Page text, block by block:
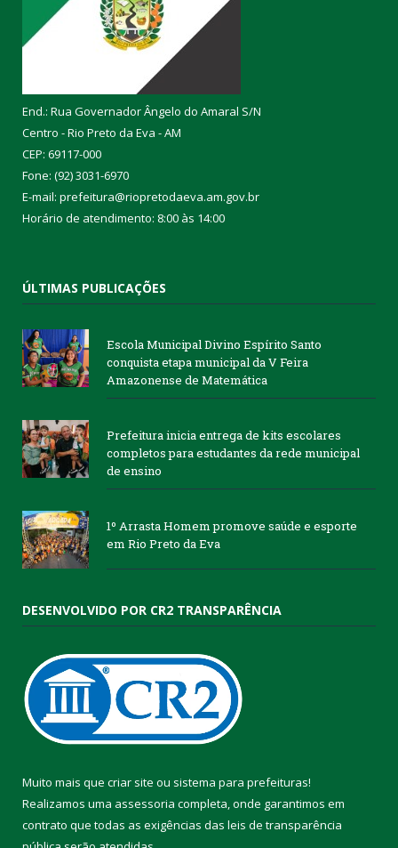
End.: Rua Governador Ângelo do Amaral S/N
Centro - Rio Preto da Eva - AM
CEP: 69117-000
Fone: (92) 3031-6970
E-mail: prefeitura@riopretodaeva.am.gov.br
Horário de atendimento: 8:00 às 14:00
ÚLTIMAS PUBLICAÇÕES
Escola Municipal Divino Espírito Santo
conquista etapa municipal da V Feira
Amazonense de Matemática
Prefeitura inicia entrega de kits escolares
completos para estudantes da rede municipal
de ensino
1º Arrasta Homem promove saúde e esporte
em Rio Preto da Eva
DESENVOLVIDO POR CR2 TRANSPARÊNCIA
Muito mais que criar site ou sistema para prefeituras!
Realizamos uma assessoria completa, onde garantimos em
contrato que todas as exigências das leis de transparência